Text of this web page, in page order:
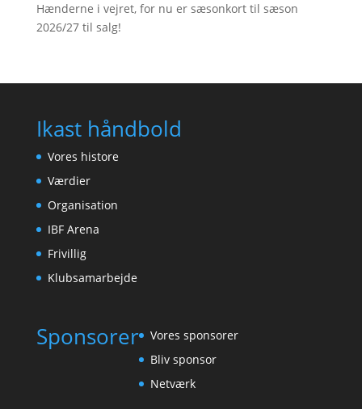
Hænderne i vejret, for nu er sæsonkort til sæson
2026/27 til salg!
Ikast håndbold
Vores histore
Værdier
Organisation
IBF Arena
Frivillig
Klubsamarbejde
Sponsorer
Vores sponsorer
Bliv sponsor
Netværk